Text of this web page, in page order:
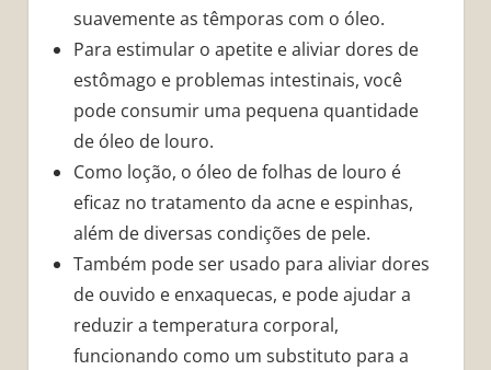
suavemente as têmporas com o óleo.
Para estimular o apetite e aliviar dores de
estômago e problemas intestinais, você
pode consumir uma pequena quantidade
de óleo de louro.
Como loção, o óleo de folhas de louro é
eficaz no tratamento da acne e espinhas,
além de diversas condições de pele.
Também pode ser usado para aliviar dores
de ouvido e enxaquecas, e pode ajudar a
reduzir a temperatura corporal,
funcionando como um substituto para a